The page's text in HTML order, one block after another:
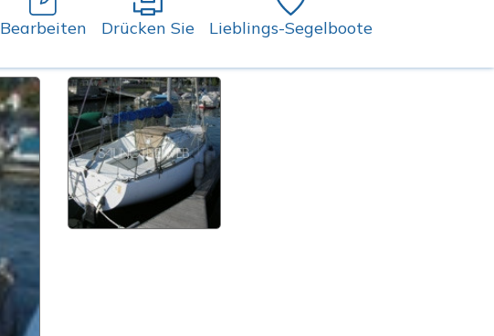
Bearbeiten Drücken Sie Lieblings-Segelboote